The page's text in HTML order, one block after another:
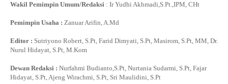
Wakil Pemimpin Umum/Redaksi : Ir Yudhi Akhmadi,S.Pt.,IPM, CHt
Pemimpin Usaha : Zanuar Arifin, A.Md
Editor : Sutriyono Robert, S.Pt, Farid Dimyati, S.Pt, Masirom, S.Pt, MM, Dr.
Nurul Hidayat, S.Pt, M.Kom
Dewan Redaksi : Nurfahmi Budianto,S.Pt, Nurtania Sudarmi, S.Pt, Fajar
Hidayat, S.Pt, Ajeng Wirachmi, S.Pt, Sri Maulidini, S.Pt